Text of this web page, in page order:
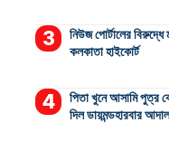
নিউজ পোর্টালের বিরুদ্ধে
কলকাতা হাইকোর্ট
পিতা খুনে আসামি পুত্র
দিল ডায়মন্ডহারবার